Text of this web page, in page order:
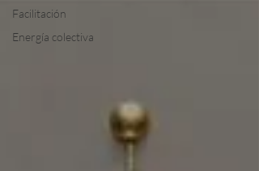
Facilitación
Energía colectiva